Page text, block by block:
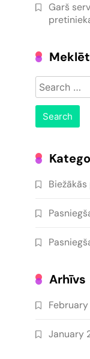
Garš
Meklēt
Search
for:
Arhīvs
January